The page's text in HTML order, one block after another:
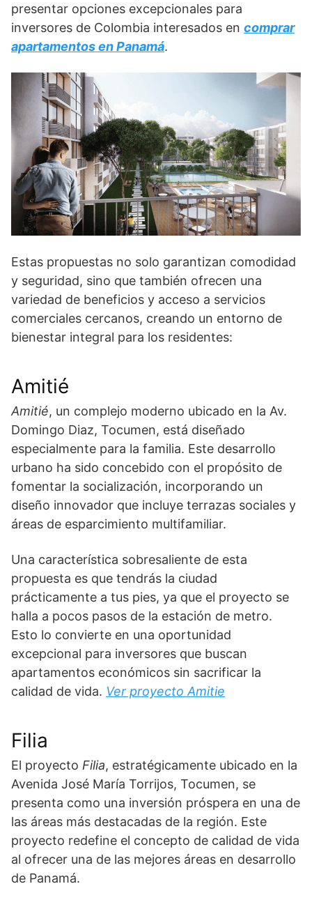
presentar opciones excepcionales para
inversores de Colombia interesados en comprar
apartamentos en Panamá.
Estas propuestas no solo garantizan comodidad
y seguridad, sino que también ofrecen una
variedad de beneficios y acceso a servicios
comerciales cercanos, creando un entorno de
bienestar integral para los residentes:
Amitié
Amitié, un complejo moderno ubicado en la Av.
Domingo Diaz, Tocumen, está diseñado
especialmente para la familia. Este desarrollo
urbano ha sido concebido con el propósito de
fomentar la socialización, incorporando un
diseño innovador que incluye terrazas sociales y
áreas de esparcimiento multifamiliar.
Una característica sobresaliente de esta
propuesta es que tendrás la ciudad
prácticamente a tus pies, ya que el proyecto se
halla a pocos pasos de la estación de metro.
Esto lo convierte en una oportunidad
excepcional para inversores que buscan
apartamentos económicos sin sacrificar la
calidad de vida. Ver proyecto Amitie
Filia
El proyecto Filia, estratégicamente ubicado en la
Avenida José María Torrijos, Tocumen, se
presenta como una inversión próspera en una de
las áreas más destacadas de la región. Este
proyecto redefine el concepto de calidad de vida
al ofrecer una de las mejores áreas en desarrollo
de Panamá.